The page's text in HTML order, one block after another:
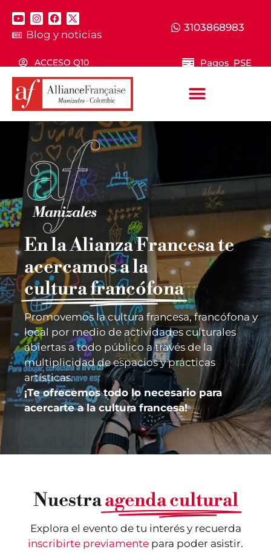
Blog y noticias
3103868983
ACCESO Q10 Pagos PSE
En la Alianza Francesa te
acercamos a la
cultura francófona
Promovemos la cultura francesa, francófona y
local por medio de actividades culturales
abiertas a todo público a través de la
multiplicidad de espacios y prácticas
artísticas.
¡Te ofrecemos todo lo necesario para
acercarte a la cultura francesa!
Nuestraagenda cultural
Explora el evento de tu interés y recuerda
inscribirte previamente para poder asistir.